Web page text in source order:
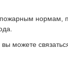
нормам,
вы можете